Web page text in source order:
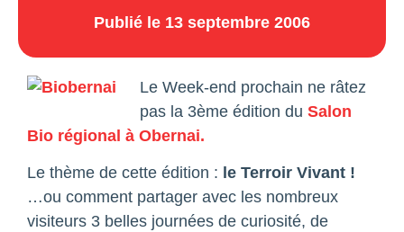
Publié le 13 septembre 2006
Le Week-end prochain ne râtez
pas la 3ème édition du Salon
Bio régional à Obernai.
Le thème de cette édition : le Terroir Vivant !
…ou comment partager avec les nombreux
visiteurs 3 belles journées de curiosité, de